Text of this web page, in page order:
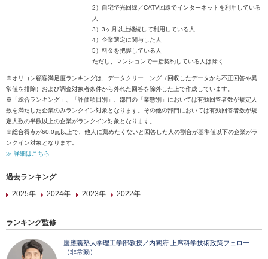
2）自宅で光回線／CATV回線でインターネットを利用している
人
3）3ヶ月以上継続して利用している人
4）企業選定に関与した人
5）料金を把握している人
ただし、マンションで一括契約している人は除く
※オリコン顧客満足度ランキングは、データクリーニング（回収したデータから不正回答や異
常値を排除）および調査対象者条件から外れた回答を除外した上で作成しています。
※「総合ランキング」、「評価項目別」、部門の「業態別」においては有効回答者数が規定人
数を満たした企業のみランクイン対象となります。その他の部門においては有効回答者数が規
定人数の半数以上の企業がランクイン対象となります。
※総合得点が60.0点以上で、他人に薦めたくないと回答した人の割合が基準値以下の企業がラ
ンクイン対象となります。
≫ 詳細はこちら
過去ランキング
2025年
2024年 2023年 2022年
ランキング監修
慶應義塾大学理工学部教授／内閣府 上席科学技術政策フェロー
（非常勤）